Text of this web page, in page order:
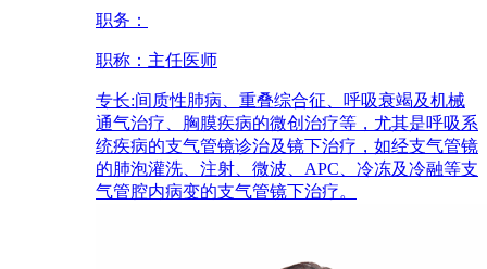
职务：
职称： 主任医师
专长:间质性肺病、重叠综合征、呼吸衰竭及机械
通气治疗、胸膜疾病的微创治疗等，尤其是呼吸系
统疾病的支气管镜诊治及镜下治疗，如经支气管镜
的肺泡灌洗、注射、微波、APC、冷冻及冷融等支
气管腔内病变的支气管镜下治疗。